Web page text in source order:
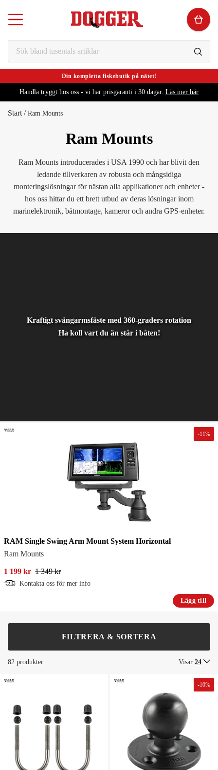
Din kompletta fiskebutik på nätet!
Handla tryggt hos oss - vi har prisgaranti i 30 dagar. Läs mer här
Start / Ram Mounts
Ram Mounts
Ram Mounts introducerades i USA 1990 och har blivit den
ledande tillverkaren av robusta och mångsidiga
monteringslösningar för nästan alla applikationer och enheter -
hos oss hittar du ett brett utbud av deras lösningar inom
marinelektronik, båtmontage, kameror och andra GPS-enheter.
Kraftigt svängarmsfäste med 360-graders rotation
Ha koll vart du än står i båten!
-11%
RAM Single Swing Arm Mount System Horizontal
Ram Mounts
1 199 kr 1 349 kr
Kontakta oss för mer info
Lägg till
FILTRERA & SORTERA
82 produkter Visar 24
-10%